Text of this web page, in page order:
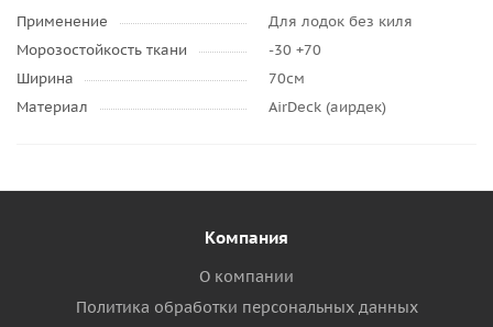
Применение
Для лодок без киля
Морозостойкость ткани
-30 +70
Ширина
70см
Материал
AirDeck (аирдек)
Компания
О компании
Политика обработки персональных данных